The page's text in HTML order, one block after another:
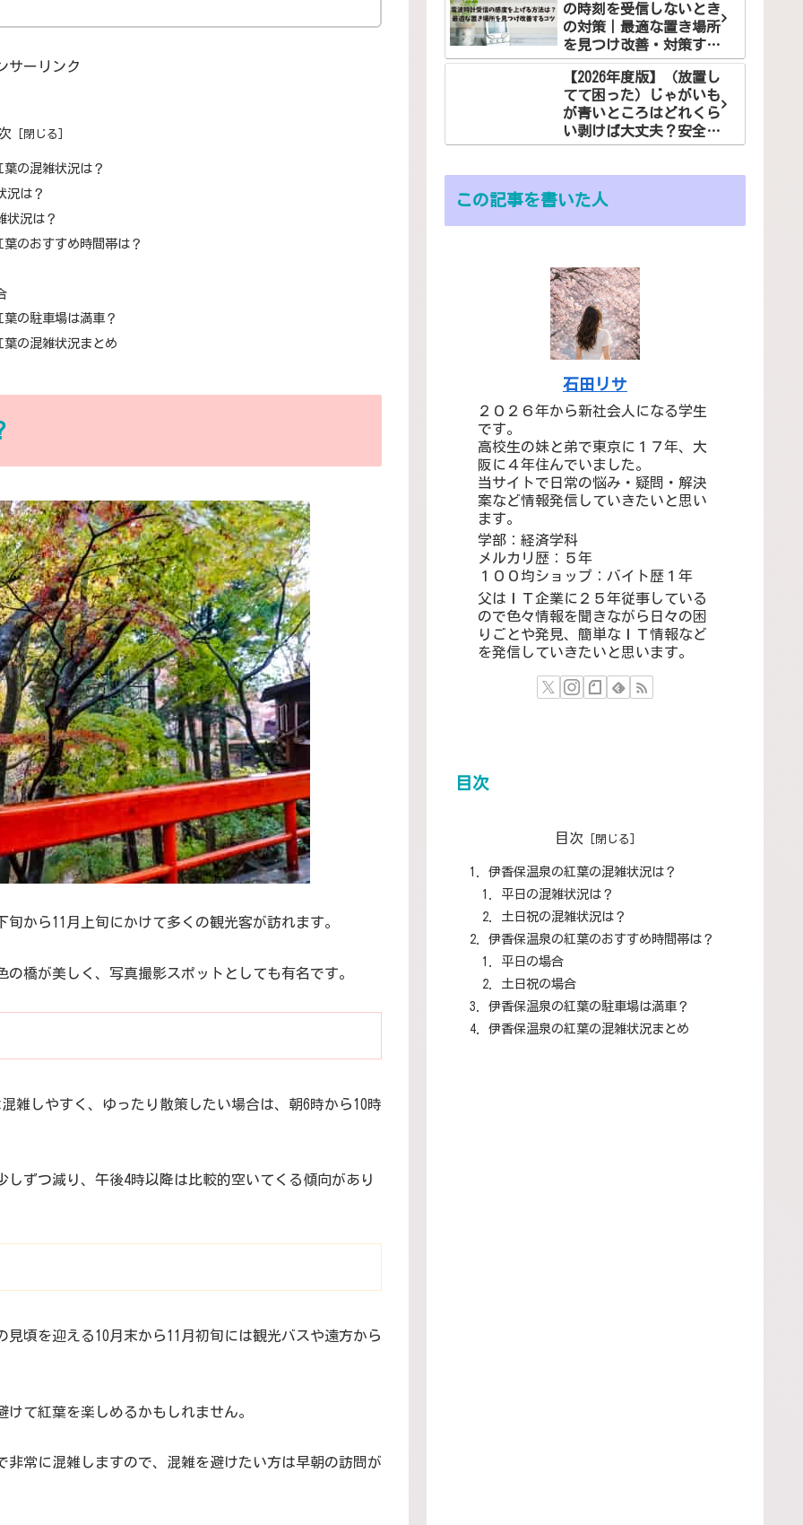
サーリンク
の混雑状況は？
況は？
状況は？
のおすすめ時間帯は？
の駐車場は満車？
の混雑状況まとめ
から11月上旬にかけて多くの観光客が訪れます。
橋が美しく、写真撮影スポットとしても有名です。
雑しやすく、ゆったり散策したい場合は、朝6時から10時
ずつ減り、午後4時以降は比較的空いてくる傾向があり
頃を迎える10月末から11月初旬には観光バスや遠方から
て紅葉を楽しめるかもしれません。
常に混雑しますので、混雑を避けたい方は早朝の訪問が
の時刻を受信しないとき
の対策｜最適な置き場所
を見つけ改善・対策する
コツ
【2026年度版】（放置し
てて困った）じゃがいも
が青いところはどれくら
い剥けば大丈夫？安全な
食べ方でお悩み解決
この記事を書いた人
石田リサ
２０２６年から新社会人になる学生
です。
高校生の妹と弟で東京に１７年、大
阪に４年住んでいました。
当サイトで日常の悩み・疑問・解決
案など情報発信していきたいと思い
ます。
学部：経済学科
メルカリ歴：５年
１００均ショップ：バイト歴１年
父はＩＴ企業に２５年従事している
ので色々情報を聞きながら日々の困
りごとや発見、簡単なＩＴ情報など
を発信していきたいと思います。
目次
目次
伊香保温泉の紅葉の混雑状況は？
平日の混雑状況は？
土日祝の混雑状況は？
伊香保温泉の紅葉のおすすめ時間帯は？
平日の場合
土日祝の場合
伊香保温泉の紅葉の駐車場は満車？
伊香保温泉の紅葉の混雑状況まとめ